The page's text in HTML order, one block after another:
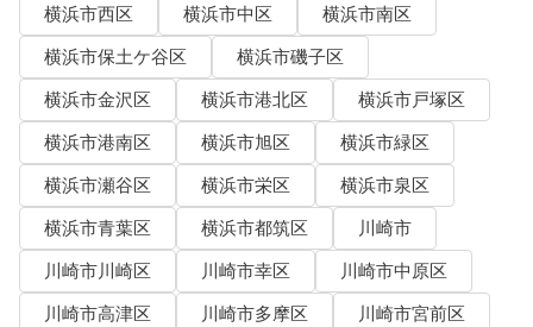
横浜市西区
横浜市中区
横浜市南区
横浜市保土ケ谷区
横浜市磯子区
横浜市金沢区
横浜市港北区
横浜市戸塚区
横浜市港南区
横浜市旭区
横浜市緑区
横浜市瀬谷区
横浜市栄区
横浜市泉区
横浜市青葉区
横浜市都筑区
川崎市
川崎市川崎区
川崎市幸区
川崎市中原区
川崎市高津区
川崎市多摩区
川崎市宮前区